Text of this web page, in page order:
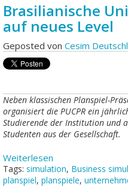
Brasilianische
auf neues Level
Geposted von Cesim
Neben klassischen Planspiel-
organisiert die PUCPR ein
Studierende der Institution und
Studenten aus der Gesellschaft.
Weiterlesen
Tags: simulation, Business
planspiel, planspiele,